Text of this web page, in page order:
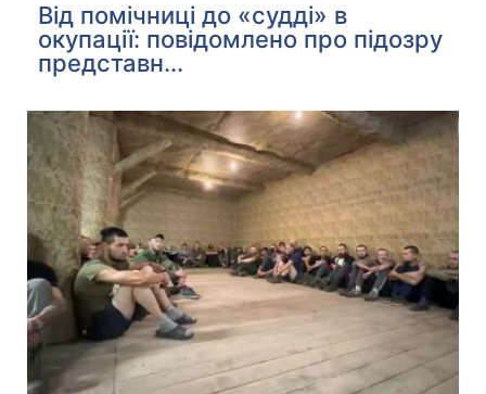
Від помічниці до «судді» в
окупації: повідомлено про підозру
представн...